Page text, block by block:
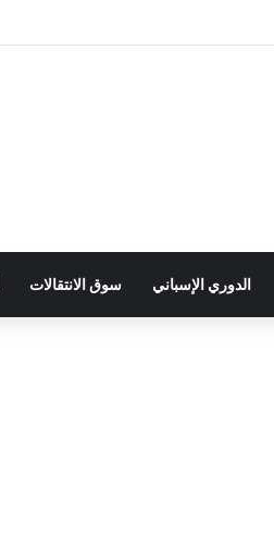
الدوري الإسباني سوق الانتقالات